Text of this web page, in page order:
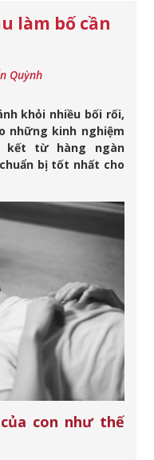
làm bố cần
Quỳnh
khỏi nhiều bối rối,
những kinh nghiệm
kết từ hàng ngàn
bị tốt nhất cho
con như thế